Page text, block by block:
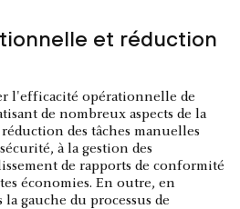
et réduction
l'efficacité opérationnelle de
de nombreux aspects de la
des tâches manuelles
à la gestion des
de rapports de conformité
économies. En outre, en
gauche du processus de